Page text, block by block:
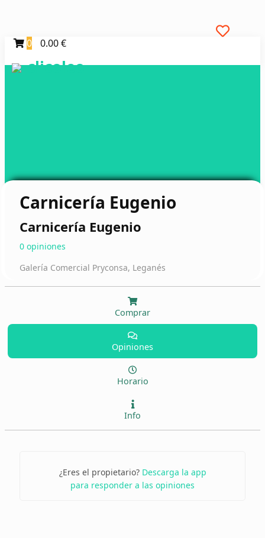
0 0.00 €
clicoleo
Carnicería Eugenio
Carnicería Eugenio
0 opiniones
Galería Comercial Pryconsa, Leganés
Comprar
Opiniones
Horario
Info
¿Eres el propietario? Descarga la app
para responder a las opiniones